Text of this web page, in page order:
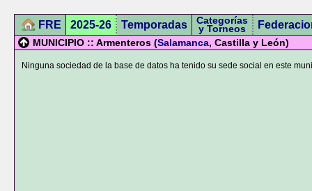
FRE 2025-26 Temporadas Categorías
y Torneos
MUNICIPIO :: Armenteros (Salamanca, Castilla y León)
Ninguna sociedad de la base de datos ha tenido su sede social en este